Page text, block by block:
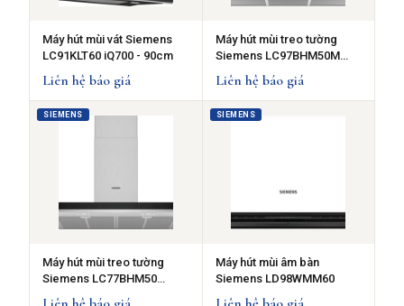
Máy hút mùi vát Siemens
LC91KLT60 iQ700 - 90cm
Liên hệ báo giá
Máy hút mùi treo tường
Siemens LC97BHM50M
iQ300
Liên hệ báo giá
SIEMENS
Máy hút mùi treo tường
Siemens LC77BHM50
iQ300
SIEMENS
Máy hút mùi âm bàn
Siemens LD98WMM60